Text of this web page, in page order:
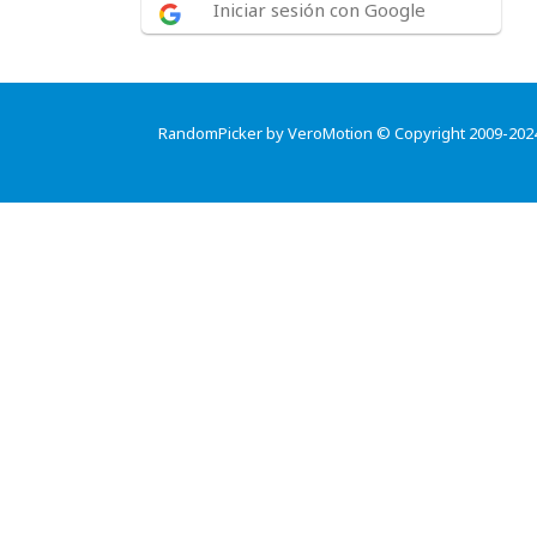
Iniciar sesión con Google
RandomPicker by VeroMotion © Copyright 2009-